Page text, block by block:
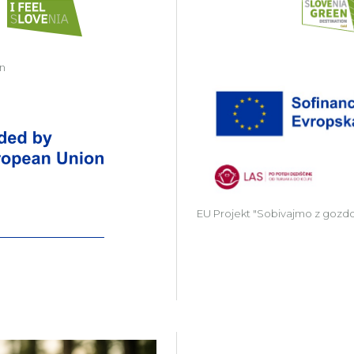
Zavod Kočevsko partner v projektu
EU Projekt "Sobivajmo z